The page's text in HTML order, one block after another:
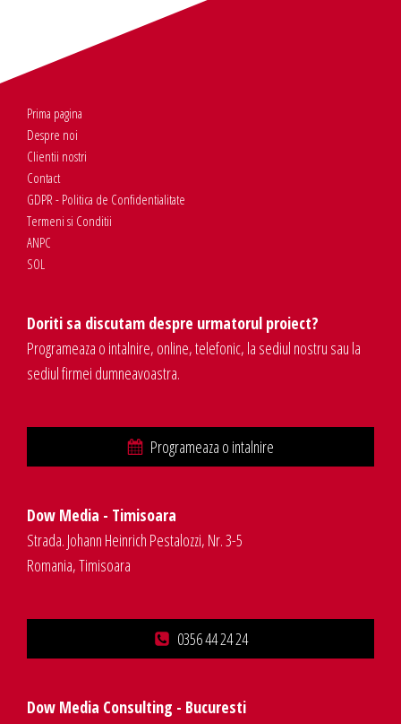
Prima pagina
Despre noi
Clientii nostri
Contact
GDPR - Politica de Confidentialitate
Termeni si Conditii
ANPC
SOL
Doriti sa discutam despre urmatorul proiect?
Programeaza o intalnire, online, telefonic, la sediul nostru sau la
sediul firmei dumneavoastra.
Programeaza o intalnire
Dow Media - Timisoara
Strada. Johann Heinrich Pestalozzi, Nr. 3-5
Romania, Timisoara
0356 44 24 24
Dow Media Consulting - Bucuresti